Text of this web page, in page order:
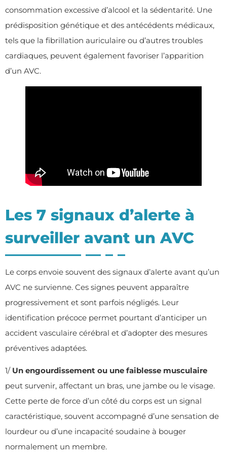
consommation excessive d’alcool et la sédentarité. Une
prédisposition génétique et des antécédents médicaux,
tels que la fibrillation auriculaire ou d’autres troubles
cardiaques, peuvent également favoriser l’apparition
d’un AVC.
Les 7 signaux d’alerte à
surveiller avant un AVC
Le corps envoie souvent des signaux d’alerte avant qu’un
AVC ne survienne. Ces signes peuvent apparaître
progressivement et sont parfois négligés. Leur
identification précoce permet pourtant d’anticiper un
accident vasculaire cérébral et d’adopter des mesures
préventives adaptées.
1/ Un engourdissement ou une faiblesse musculaire
peut survenir, affectant un bras, une jambe ou le visage.
Cette perte de force d’un côté du corps est un signal
caractéristique, souvent accompagné d’une sensation de
lourdeur ou d’une incapacité soudaine à bouger
normalement un membre.